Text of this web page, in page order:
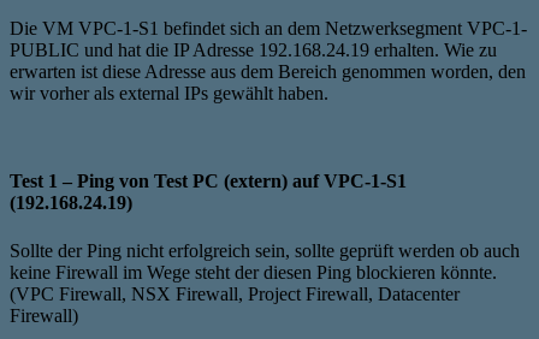
Die VM VPC-1-S1 befindet sich an dem Netzwerksegment VPC-1-
PUBLIC und hat die IP Adresse 192.168.24.19 erhalten. Wie zu
erwarten ist diese Adresse aus dem Bereich genommen worden, den
wir vorher als external IPs gewählt haben.
Test 1 – Ping von Test PC (extern) auf VPC-1-S1
(192.168.24.19)
Sollte der Ping nicht erfolgreich sein, sollte geprüft werden ob auch
keine Firewall im Wege steht der diesen Ping blockieren könnte.
(VPC Firewall, NSX Firewall, Project Firewall, Datacenter
Firewall)